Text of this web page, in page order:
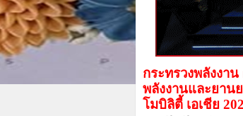
กระทรวงพลังงา
พลังงานและยาน
โมบิลิตี้ เอเชีย